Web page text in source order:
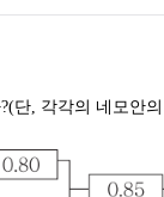
단, 각각의 네모안